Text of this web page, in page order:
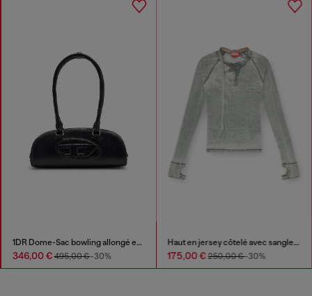
1DR Dome-Sac bowling allongé en cuir effet serpent
346,00 €495,00 €-30%
Haut en jersey côtelé avec sangle de cou style biker
175,00 €250,00 €-30%